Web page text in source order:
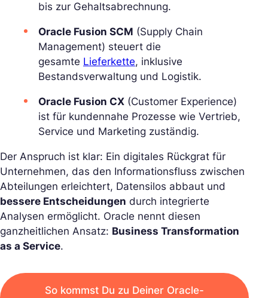
bis zur Gehaltsabrechnung.
Oracle Fusion SCM (Supply Chain
Management) steuert die
gesamte Lieferkette, inklusive
Bestandsverwaltung und Logistik.
Oracle Fusion CX (Customer Experience)
ist für kundennahe Prozesse wie Vertrieb,
Service und Marketing zuständig.
Der Anspruch ist klar: Ein digitales Rückgrat für
Unternehmen, das den Informationsfluss zwischen
Abteilungen erleichtert, Datensilos abbaut und
bessere Entscheidungen durch integrierte
Analysen ermöglicht. Oracle nennt diesen
ganzheitlichen Ansatz: Business Transformation
as a Service.
So kommst Du zu Deiner Oracle-